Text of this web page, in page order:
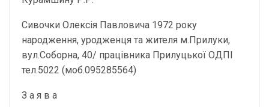
Сивочки Олексія Павловича 1972 року
народження, уродженця та жителя м.Прилуки,
вул.Соборна, 40/ працівника Прилуцької ОДПІ
тел.5022 (моб.095285564)
З а я в а